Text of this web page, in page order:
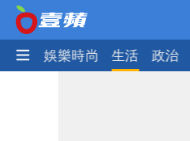
熱門 娛樂時尚 生活 政治